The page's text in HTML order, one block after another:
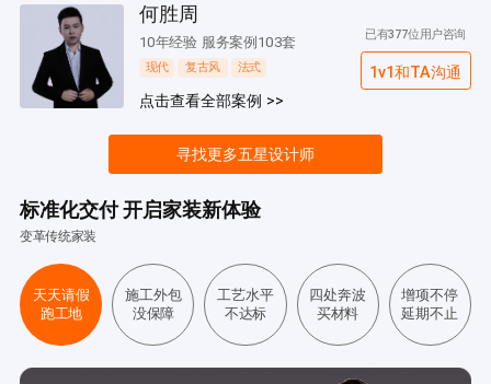
何胜周
10年经验 服务案例103套
现代 复古风 法式
点击查看全部案例 >>
已有377位用户咨询
1v1和TA沟通
寻找更多五星设计师
标准化交付 开启家装新体验
变革传统家装
天天请假
跑工地
施工外包
没保障
工艺水平
不达标
四处奔波
买材料
增项不停
延期不止